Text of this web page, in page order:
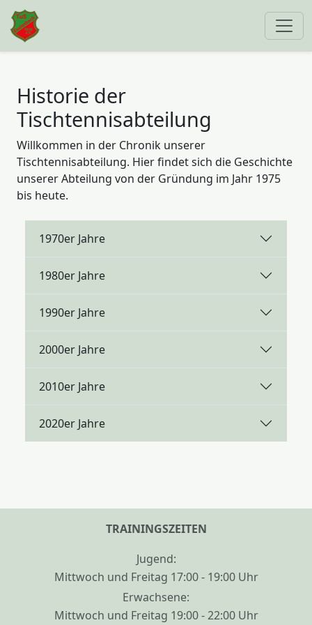
Historie der
Tischtennisabteilung
Willkommen in der Chronik unserer
Tischtennisabteilung. Hier findet sich die Geschichte
unserer Abteilung von der Gründung im Jahr 1975
bis heute.
1970er Jahre
1980er Jahre
1990er Jahre
2000er Jahre
2010er Jahre
2020er Jahre
TRAININGSZEITEN
Jugend:
Mittwoch und Freitag 17:00 - 19:00 Uhr
Erwachsene:
Mittwoch und Freitag 19:00 - 22:00 Uhr